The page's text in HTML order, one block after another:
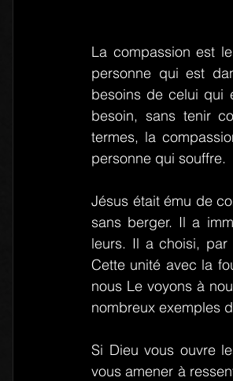
La compassion est
personne qui est
besoins de celui qui
besoin, sans tenir
termes, la
personne qui souffre.
Jésus était ému de
sans berger. Il a
leurs. Il a choisi, par
Cette unité avec la
nous Le voyons à
nombreux exemples
Si Dieu vous ouvre
vous amener à